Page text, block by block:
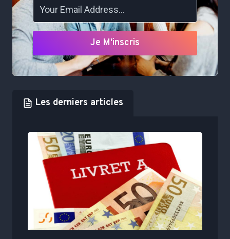
Je M'inscris
Les derniers articles